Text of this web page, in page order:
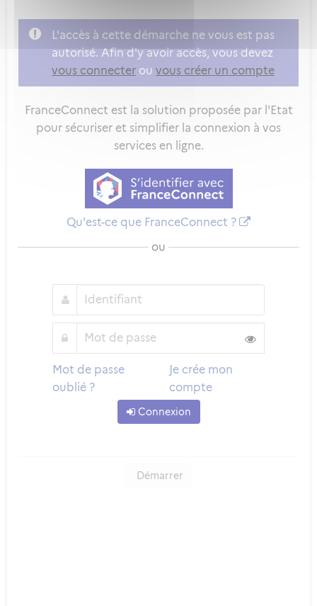
L'accès à cette démarche ne vous est pas
autorisé. Afin d'y avoir accès, vous devez
vous connecter ou vous créer un compte
FranceConnect est la solution proposée par l'Etat
pour sécuriser et simplifier la connexion à vos
services en ligne.
Qu'est-ce que FranceConnect ?
ou
Mot de passe
oublié ?
Je crée mon
compte
Connexion
Démarrer